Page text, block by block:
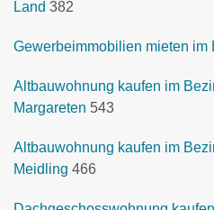
Land 382
Gewerbeimmobilien mieten im
Altbauwohnung kaufen im
Margareten 543
Altbauwohnung kaufen im
Meidling 466